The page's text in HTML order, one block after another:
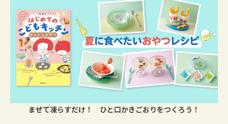
まぜて凍らすだけ！ ひと口かきごおりをつくろう！